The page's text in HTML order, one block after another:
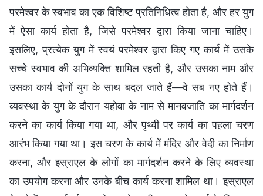
परमेश्वर के स्वभाव का एक विशिष्ट प्रतिनिधित्व होता है, और हर युग
में ऐसा कार्य होता है, जिसे परमेश्वर द्वारा किया जाना चाहिए।
इसलिए, प्रत्येक युग में स्वयं परमेश्वर द्वारा किए गए कार्य में उसके
सच्चे स्वभाव की अभिव्यक्ति शामिल रहती है, और उसका नाम और
उसका कार्य दोनों युग के साथ बदल जाते हैं—वे सब नए होते हैं।
व्यवस्था के युग के दौरान यहोवा के नाम से मानवजाति का मार्गदर्शन
करने का कार्य किया गया था, और पृथ्वी पर कार्य का पहला चरण
आरंभ किया गया था। इस चरण के कार्य में मंदिर और वेदी का निर्माण
करना, और इस्राएल के लोगों का मार्गदर्शन करने के लिए व्यवस्था
का उपयोग करना और उनके बीच कार्य करना शामिल था। इस्राएल